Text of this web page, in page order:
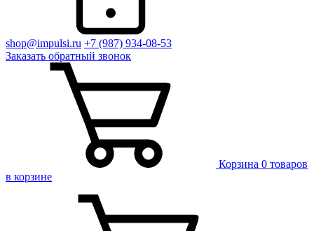
shop@impulsi.ru +7 (987) 934-08-53
Заказать обратный звонок
Корзина 0 товаров
в корзине